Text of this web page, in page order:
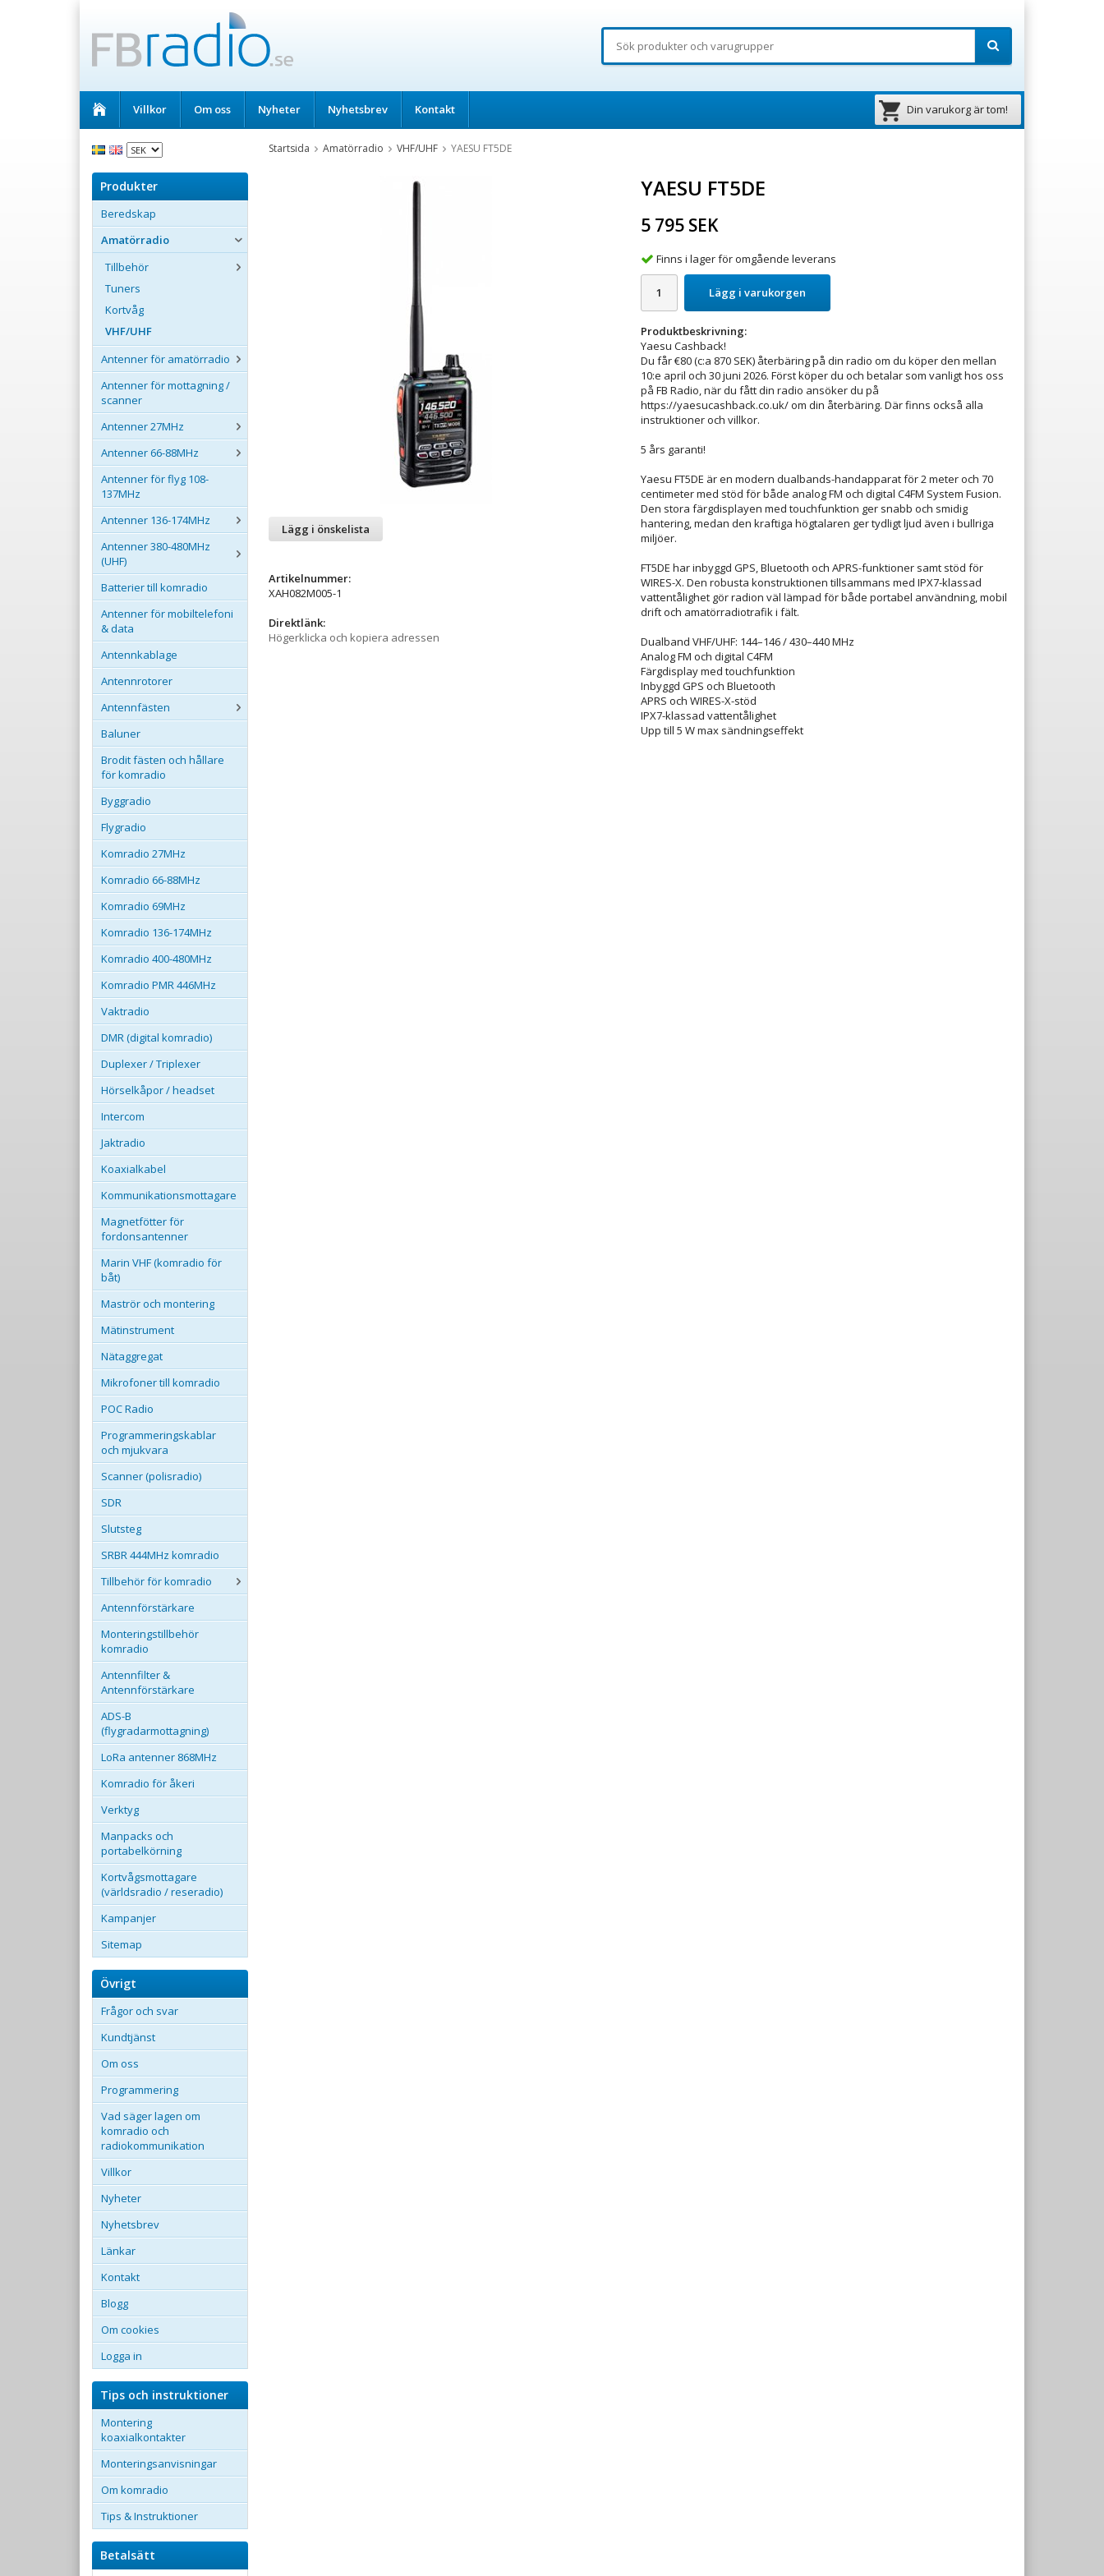
Villkor Om oss Nyheter Nyhetsbrev Kontakt Din varukorg är tom!
Produkter
Beredskap
Amatörradio
Tillbehör
Tuners
Kortvåg
VHF/UHF
Antenner för amatörradio
Antenner för mottagning /
scanner
Antenner 27MHz
Antenner 66-88MHz
Antenner för flyg 108-
137MHz
Antenner 136-174MHz
Antenner 380-480MHz
(UHF)
Batterier till komradio
Antenner för mobiltelefoni
& data
Antennkablage
Antennrotorer
Antennfästen
Baluner
Brodit fästen och hållare
för komradio
Byggradio
Flygradio
Komradio 27MHz
Komradio 66-88MHz
Komradio 69MHz
Komradio 136-174MHz
Komradio 400-480MHz
Komradio PMR 446MHz
Vaktradio
DMR (digital komradio)
Duplexer / Triplexer
Hörselkåpor / headset
Intercom
Jaktradio
Koaxialkabel
Kommunikationsmottagare
Magnetfötter för
fordonsantenner
Marin VHF (komradio för
båt)
Maströr och montering
Mätinstrument
Nätaggregat
Mikrofoner till komradio
POC Radio
Programmeringskablar
och mjukvara
Scanner (polisradio)
SDR
Slutsteg
SRBR 444MHz komradio
Tillbehör för komradio
Antennförstärkare
Monteringstillbehör
komradio
Antennfilter &
Antennförstärkare
ADS-B
(flygradarmottagning)
LoRa antenner 868MHz
Komradio för åkeri
Verktyg
Manpacks och
portabelkörning
Kortvågsmottagare
(världsradio / reseradio)
Kampanjer
Sitemap
Övrigt
Frågor och svar
Kundtjänst
Om oss
Programmering
Vad säger lagen om
komradio och
radiokommunikation
Villkor
Nyheter
Nyhetsbrev
Länkar
Kontakt
Blogg
Om cookies
Logga in
Tips och instruktioner
Montering
koaxialkontakter
Monteringsanvisningar
Om komradio
Tips & Instruktioner
Betalsätt
Startsida Amatörradio VHF/UHF YAESU FT5DE
YAESU FT5DE
5 795 SEK
Finns i lager för omgående leverans
Lägg i varukorgen
Produktbeskrivning:
Yaesu Cashback!
Du får €80 (c:a 870 SEK) återbäring på din radio om du köper den mellan
10:e april och 30 juni 2026. Först köper du och betalar som vanligt hos oss
på FB Radio, när du fått din radio ansöker du på
https://yaesucashback.co.uk/ om din återbäring. Där finns också alla
instruktioner och villkor.
5 års garanti!
Yaesu FT5DE är en modern dualbands-handapparat för 2 meter och 70
centimeter med stöd för både analog FM och digital C4FM System Fusion.
Den stora färgdisplayen med touchfunktion ger snabb och smidig
hantering, medan den kraftiga högtalaren ger tydligt ljud även i bullriga
miljöer.
FT5DE har inbyggd GPS, Bluetooth och APRS-funktioner samt stöd för
WIRES-X. Den robusta konstruktionen tillsammans med IPX7-klassad
vattentålighet gör radion väl lämpad för både portabel användning, mobil
drift och amatörradiotrafik i fält.
Dualband VHF/UHF: 144–146 / 430–440 MHz
Analog FM och digital C4FM
Färgdisplay med touchfunktion
Inbyggd GPS och Bluetooth
APRS och WIRES-X-stöd
IPX7-klassad vattentålighet
Upp till 5 W max sändningseffekt
Lägg i önskelista
Artikelnummer:
XAH082M005-1
Direktlänk:
Högerklicka och kopiera adressen